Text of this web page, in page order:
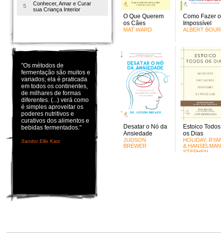
5
Conhecer, Amar e Curar
sua Criança Interior
"Os métodos de
fermentação são muitos e
variados; ela é praticada
em todos os continentes,
de milhares de formas
diferentes. (...) verá como
é simples aproveitar os
poderes nutritivos e
curativos dos alimentos e
bebidas fermentados."
Sandor Ellix Katz
O Que Querem
os Cães
MAT WARD
Como Fazer o
Impossível
ALBERT
Desatar o Nó da
Ansiedade
JUDSON
BREWER
Estoico Todos
os Dias
HOLIDAY,
&
STEPHEN